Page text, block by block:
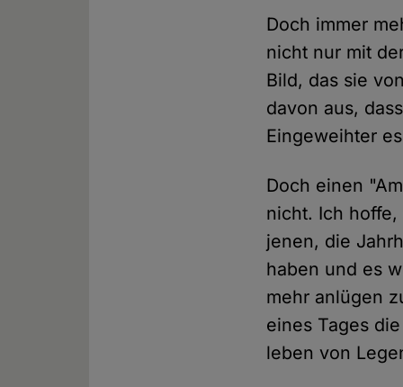
Doch immer
nicht nur mit
Bild, das sie
davon aus,
Eingeweihter
Doch einen
nicht. Ich
jenen, die
haben und es
mehr anlügen
eines Tages
leben von